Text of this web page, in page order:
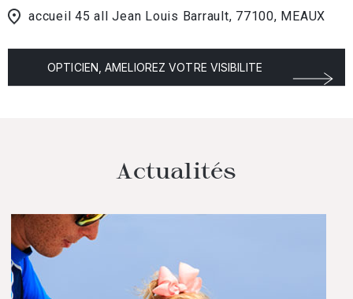
accueil 45 all Jean Louis Barrault, 77100, MEAUX
OPTICIEN, AMELIOREZ VOTRE VISIBILITE
Actualités